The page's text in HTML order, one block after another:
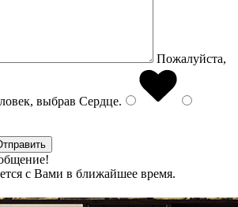
Пожалуйста,
выбрав Сердце.
с Вами в ближайшее время.